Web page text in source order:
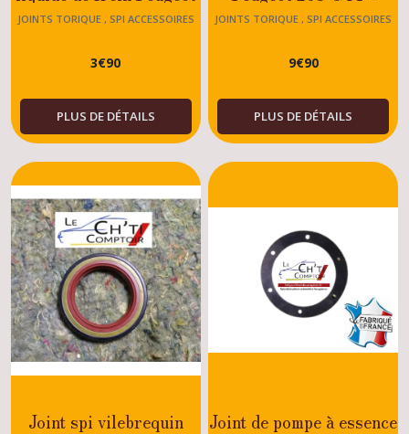
205
JOINTS TORIQUE , SPI ACCESSOIRES
3€90
PLUS DE DÉTAILS
RALLYE - DIESEL -
MODELES - 152819
JOINTS TORIQUE , SPI ACCESSOIRES
9€90
PLUS DE DÉTAILS
Joint spi vilebrequin
Joint de pompe à essence
distributions
205
(5)
Colliers
de
serrage
205
(1)
Afficher
résultats